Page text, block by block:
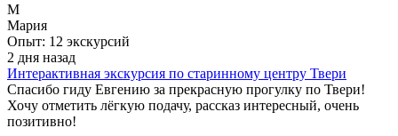
М
Мария
Опыт: 12 экскурсий
2 дня назад
Интерактивная экскурсия по старинному центру Твери
Спасибо гиду Евгению за прекрасную прогулку по Твери!
Хочу отметить лёгкую подачу, рассказ интересный, очень
позитивно!